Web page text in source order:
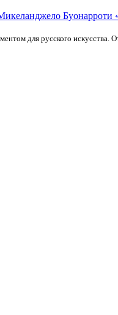
Буонарроти
для русского искусства.